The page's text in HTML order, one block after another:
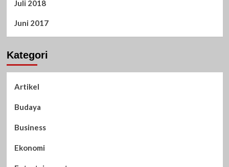
Juli 2018
Juni 2017
Kategori
Artikel
Budaya
Business
Ekonomi